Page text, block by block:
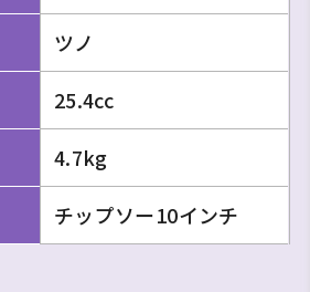
ツノ
25.4cc
4.7kg
チップソー10インチ